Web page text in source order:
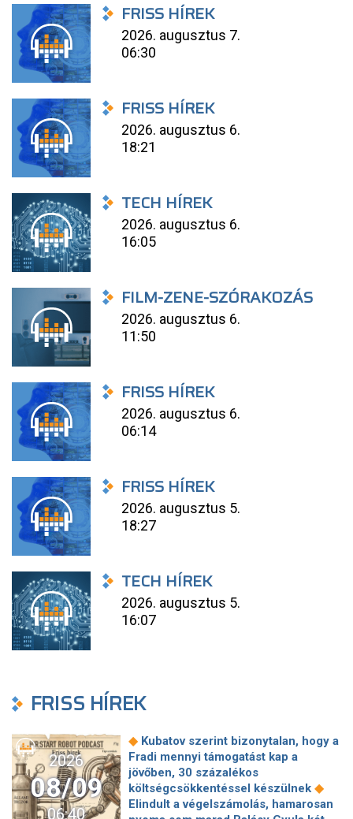
FRISS HÍREK
2026. augusztus 7.
06:30
FRISS HÍREK
2026. augusztus 6.
18:21
TECH HÍREK
2026. augusztus 6.
16:05
FILM-ZENE-SZÓRAKOZÁS
2026. augusztus 6.
11:50
FRISS HÍREK
2026. augusztus 6.
06:14
FRISS HÍREK
2026. augusztus 5.
18:27
TECH HÍREK
2026. augusztus 5.
16:07
FRISS HÍREK
2026
08/09
06:40
◆ Kubatov szerint bizonytalan, hogy a
Fradi mennyi támogatást kap a
jövőben, 30 százalékos
költségcsökkentéssel készülnek ◆
Elindult a végelszámolás, hamarosan